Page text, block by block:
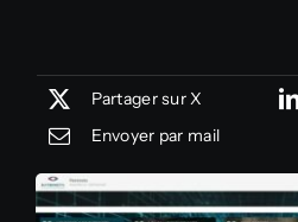
Partager sur X
Envoyer par mail